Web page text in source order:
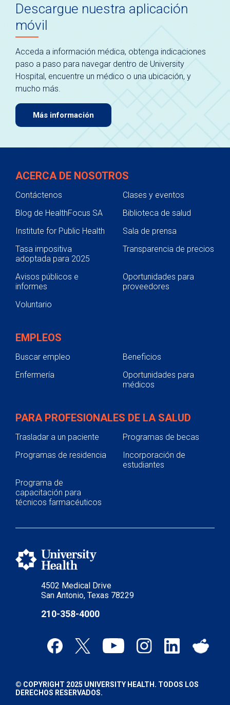
Descargue nuestra aplicación
móvil
Acceda a información médica, obtenga indicaciones
paso a paso para navegar dentro de University
Hospital, encuentre un médico o una ubicación, y
mucho más.
Más información
4502 Medical Drive
San Antonio, Texas 78229
210-358-4000
ACERCA DE NOSOTROS
Contáctenos
Clases y eventos
Blog de HealthFocus SA
Biblioteca de salud
Institute for Public Health
Sala de prensa
Tasa impositiva
adoptada para 2025
Transparencia de precios
Avisos públicos e
informes
Oportunidades para
proveedores
Voluntario
EMPLEOS
Buscar empleo
Beneficios
Enfermería
Oportunidades para
médicos
PARA PROFESIONALES DE LA SALUD
Trasladar a un paciente
Programas de becas
Programas de residencia
Incorporación de
estudiantes
Programa de
capacitación para
técnicos farmacéuticos
© COPYRIGHT 2025 UNIVERSITY HEALTH. TODOS LOS
DERECHOS RESERVADOS.